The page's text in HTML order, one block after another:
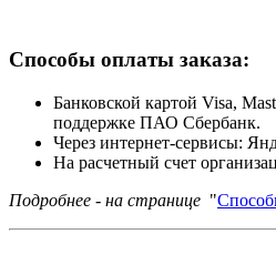
Способы оплаты заказа:
Банковской картой Visa,
поддержке ПАО Сбербанк.
Через интернет-сервисы:
На расчетный счет
Подробнее - на странице "